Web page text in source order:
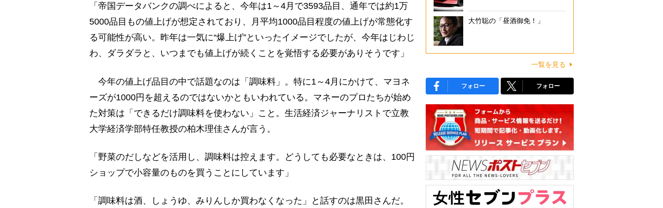
「帝国データバンクの調べによると、今年は1～4月で3593品目、通年では約1万
5000品目もの値上げが想定されており、月平均1000品目程度の値上げが常態化す
る可能性が高い。昨年は一気に“爆上げ”といったイメージでしたが、今年はじわじ
わ、ダラダラと、いつまでも値上げが続くことを覚悟する必要がありそうです」
今年の値上げ品目の中で話題なのは「調味料」。特に1～4月にかけて、マヨネ
ーズが1000円を超えるのではないかともいわれている。マネーのプロたちが始め
た対策は「できるだけ調味料を使わない」こと。生活経済ジャーナリストで立教
大学経済学部特任教授の柏木理佳さんが言う。
「野菜のだしなどを活用し、調味料は控えます。どうしても必要なときは、100円
ショップで小容量のものを買うことにしています」
「調味料は酒、しょうゆ、みりんしか買わなくなった」と話すのは黒田さんだ。
大竹聡の「昼酒御免！」
一覧を見る
フォロー フォロー